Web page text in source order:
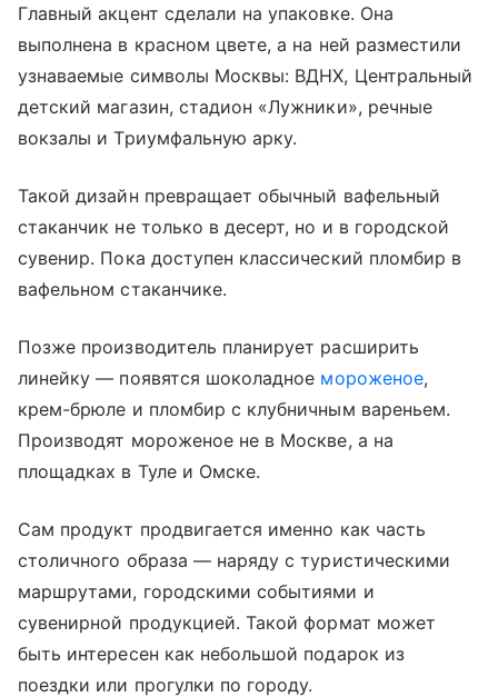
Главный акцент сделали на упаковке. Она
выполнена в красном цвете, а на ней разместили
узнаваемые символы Москвы: ВДНХ, Центральный
детский магазин, стадион «Лужники», речные
вокзалы и Триумфальную арку.
Такой дизайн превращает обычный вафельный
стаканчик не только в десерт, но и в городской
сувенир. Пока доступен классический пломбир в
вафельном стаканчике.
Позже производитель планирует расширить
линейку — появятся шоколадное мороженое,
крем-брюле и пломбир с клубничным вареньем.
Производят мороженое не в Москве, а на
площадках в Туле и Омске.
Сам продукт продвигается именно как часть
столичного образа — наряду с туристическими
маршрутами, городскими событиями и
сувенирной продукцией. Такой формат может
быть интересен как небольшой подарок из
поездки или прогулки по городу.